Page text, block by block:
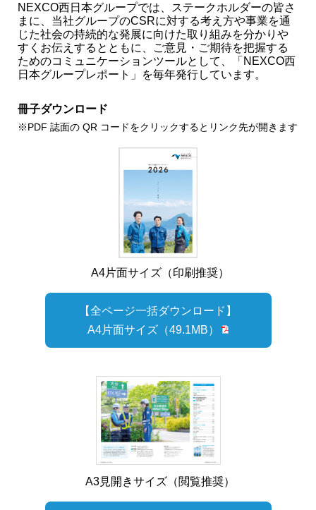
NEXCO西日本グループでは、ステークホルダーの皆さ
まに、当社グループのCSRに対する考え方や事業を通
じた社会の持続的な発展に向けた取り組みを分かりや
すくお伝えするとともに、ご意見・ご期待を把握する
ためのコミュニケーションツールとして、「NEXCO西
日本グループレポート」を毎年発行しています。
冊子ダウンロード
※PDF 誌面の QR コードをクリックするとリンク先が開きます
A4片面サイズ（印刷推奨）
【全ページ一括ダウンロード】
A4片面サイズ （49.1MB）
A3見開きサイズ（閲覧推奨）